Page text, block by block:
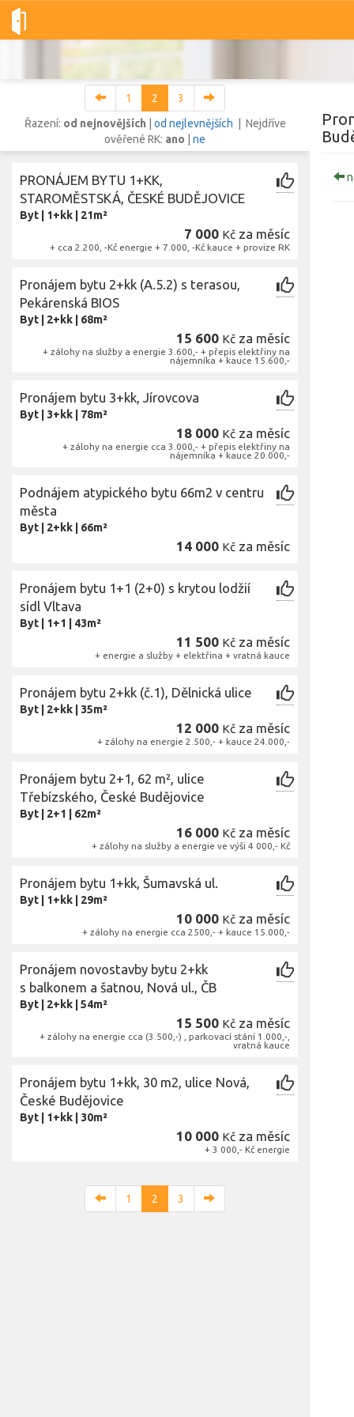
Dobré-nemovitosti.cz obec České Budějovice, okres České
Pozemky
obec České Budějovice,okres České Budějovice, Jihočeský kraj
1 2
3
Řazení: od nejnovějších od nejlevnějších | Nejdříve
ověřené RK: ano ne
PRONÁJEM BYTU 1+KK,
STAROMĚSTSKÁ, ČESKÉ BUDĚJOVICE
Byt 1+kk 21m²
7 000 Kč za měsíc
+ cca 2.200, -Kč energie + 7.000, -Kč kauce + provize RK
Pronájem bytu 2+kk (A.5.2) s terasou,
Pekárenská BIOS
Byt 2+kk 68m²
15 600 Kč za měsíc
+ zálohy na služby a energie 3.600,- + přepis elektřiny na
nájemníka + kauce 15.600,-
Pronájem bytu 3+kk, Jírovcova
Byt 3+kk 78m²
18 000 Kč za měsíc
+ zálohy na energie cca 3.000,- + přepis elektřiny na
nájemníka + kauce 20.000,-
Podnájem atypického bytu 66m2 v centru
města
Byt 2+kk 66m²
14 000 Kč za měsíc
Pronájem bytu 1+1 (2+0) s krytou lodžií
sídl Vltava
Byt 1+1 43m²
11 500 Kč za měsíc
+ energie a služby + elektřina + vratná kauce
Pronájem bytu 2+kk (č.1), Dělnická ulice
Byt 2+kk 35m²
12 000 Kč za měsíc
+ zálohy na energie 2.500,- + kauce 24.000,-
Pronájem bytu 2+1, 62 m², ulice
Třebízského, České Budějovice
Byt 2+1 62m²
16 000 Kč za měsíc
+ zálohy na služby a energie ve výši 4 000,- Kč
Pronájem bytu 1+kk, Šumavská ul.
Byt 1+kk 29m²
10 000 Kč za měsíc
+ zálohy na energie cca 2500,- + kauce 15.000,-
Pronájem novostavby bytu 2+kk
s balkonem a šatnou, Nová ul., ČB
Byt 2+kk 54m²
15 500 Kč za měsíc
+ zálohy na energie cca (3.500,-) , parkovací stání 1.000,-,
vratná kauce
Pronájem bytu 1+kk, 30 m2, ulice Nová,
České Budějovice
Byt 1+kk 30m²
10 000 Kč za měsíc
+ 3 000,- Kč energie
1 2 3